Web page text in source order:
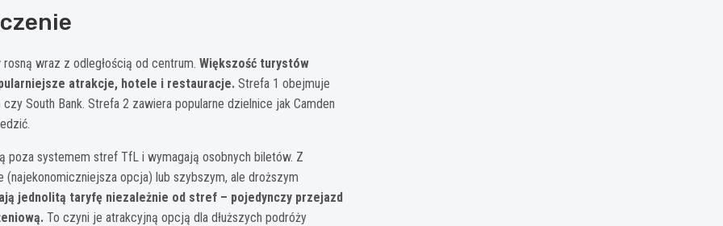
wraz z odległością od centrum. Większość turystów
atrakcje, hotele i restauracje. Strefa 1 obejmuje
South Bank. Strefa 2 zawiera popularne dzielnice jak Camden
poza systemem stref TfL i wymagają osobnych biletów. Z
opcja) lub szybszym, ale droższym
jednolitą taryfę niezależnie od stref – pojedynczy przejazd
To czyni je atrakcyjną opcją dla dłuższych podróży